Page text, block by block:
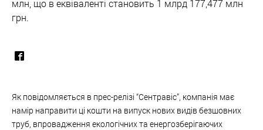
млн, що в еквіваленті становить 1 млрд 177,477 млн
грн.
Як повідомляється в прес-релізі “Сентравіс”, компанія має
намір направити ці кошти на випуск нових видів безшовних
труб, впровадження екологічних та енергозберігаючих